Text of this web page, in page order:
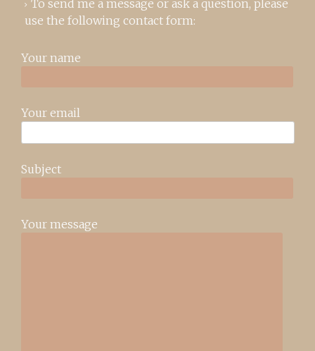
To send me a message or ask a question, please
use the following contact form:
Your name
Your email
Subject
Your message